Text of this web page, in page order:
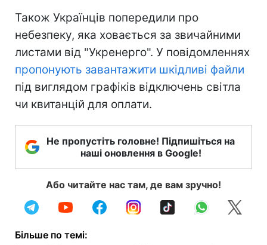
Також Українців попередили про
небезпеку, яка ховається за звичайними
листами від "Укренерго". У повідомленнях
пропонують завантажити шкідливі файли
під виглядом графіків відключень світла
чи квитанцій для оплати.
Не пропустіть головне! Підпишіться на
наші оновлення в Google!
Або читайте нас там, де вам зручно!
Більше по темі: